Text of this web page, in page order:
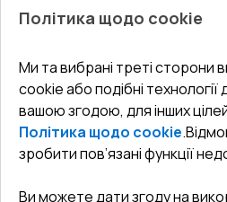
Блог
Адреса гіпермаркета
Як правильно заміряти вікна
СЕРВІС ТА ОБЛУГОВУВАННЯ:
Доставка і Оплата
Гарантія та Сервіс
Повернення товару
Договір публічної оферти
КОНТАКТИ
Офіс:Україна, м. Вінниця,
undefined(undefined)
Політика щодо cookie
Ми та вибрані треті сторони
cookie або подібні технології
вашою згодою, для інших
Політика щодо cookie.
зробити пов’язані функції
Ви можете дати згоду на